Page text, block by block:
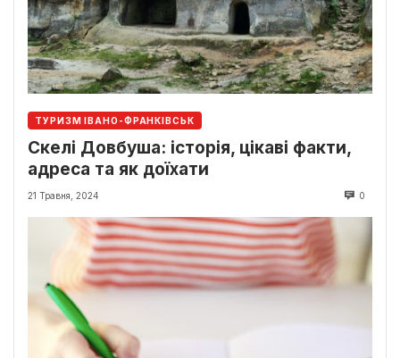
ТУРИЗМ ІВАНО-ФРАНКІВСЬК
Скелі Довбуша: історія, цікаві факти,
адреса та як доїхати
21 Травня, 2024 0